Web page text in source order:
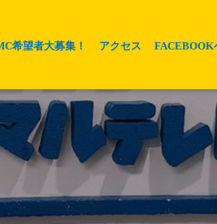
希望者大募集！ アクセス FACEBOOK